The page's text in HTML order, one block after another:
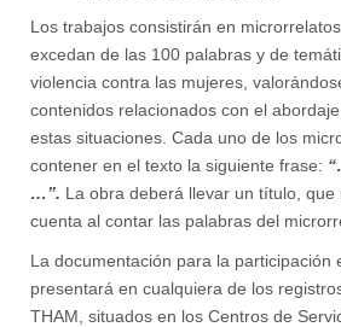
Los trabajos consistirán en
excedan de las 100 palabras y de
violencia contra las mujeres,
contenidos relacionados con el
estas situaciones. Cada uno de los
contener en el texto la siguiente frase:
…”. La obra deberá llevar un título, que
cuenta al contar las palabras del
La documentación para la participación
presentará en cualquiera de los
THAM, situados en los Centros de